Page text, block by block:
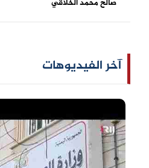
صالح محمد الخلاقي
آخر الفيديوهات